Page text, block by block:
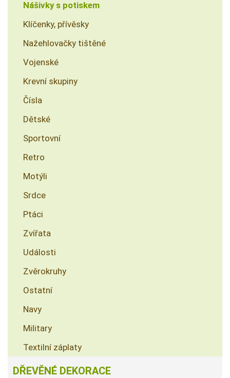
Nášivky s potiskem
Klíčenky, přívěsky
Nažehlovačky tištěné
Vojenské
Krevní skupiny
Čísla
Dětské
Sportovní
Retro
Motýli
Srdce
Ptáci
Zvířata
Události
Zvěrokruhy
Ostatní
Navy
Military
Textilní záplaty
DŘEVĚNÉ DEKORACE